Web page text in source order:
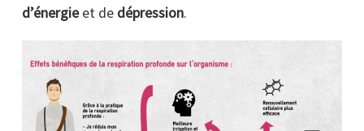
d’énergieet de dépression.